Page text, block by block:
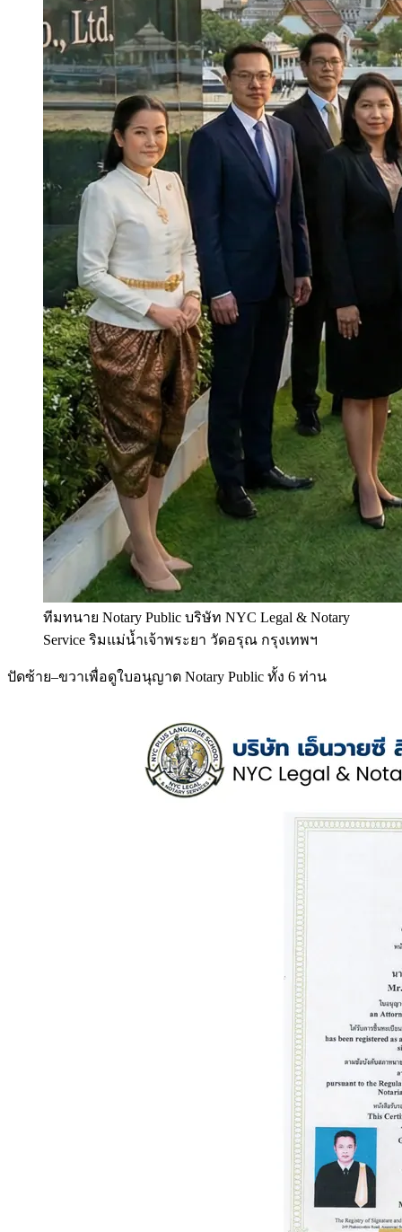
ทีมทนาย Notary Public บริษัท NYC Legal & Notary
Service ริมแม่น้ำเจ้าพระยา วัดอรุณ กรุงเทพฯ
ปัดซ้าย–ขวาเพื่อดูใบอนุญาต Notary Public ทั้ง 6 ท่าน